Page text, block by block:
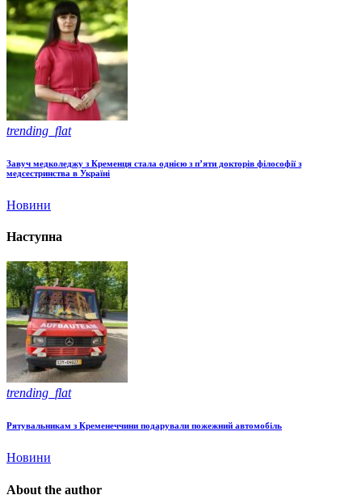
trending_flat
Завуч медколеджу з Кременця стала однією з п’яти докторів філософії з
медсестринства в Україні
Новини
Наступна
trending_flat
Рятувальникам з Кременеччини подарували пожежний автомобіль
Новини
About the author